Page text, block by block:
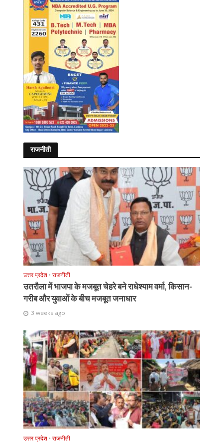
राजनीती
उत्तर प्रदेश • राजनीती
उतरौला में भाजपा के मजबूत चेहरे बने राधेश्याम वर्मा, किसान-
गरीब और युवाओं के बीच मजबूत जनाधार
3 weeks ago
उत्तर प्रदेश • राजनीती